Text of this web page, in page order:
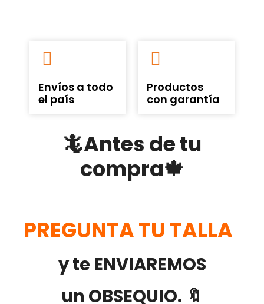
Envíos a todo
el país
Productos
con garantía
🦎Antes de tu
compra🍁
PREGUNTA TU TALLA
y te ENVIAREMOS
un OBSEQUIO. 🔖